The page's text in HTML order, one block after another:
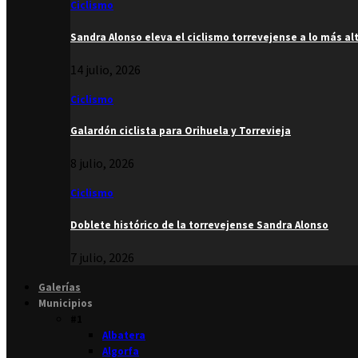
Ciclismo
Sandra Alonso eleva el ciclismo torrevejense a lo más
14 julio, 2026
Ciclismo
Galardón ciclista para Orihuela y Torrevieja
8 julio, 2026
Ciclismo
Doblete histórico de la torrevejense Sandra Alonso
7 julio, 2026
Galerías
Municipios
Albatera
Algorfa